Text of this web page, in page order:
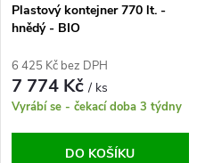
Plastový kontejner 770 lt. -
hnědý - BIO
6 425 Kč bez DPH
7 774 Kč/ ks
Vyrábí se - čekací doba 3 týdny
DO KOŠÍKU